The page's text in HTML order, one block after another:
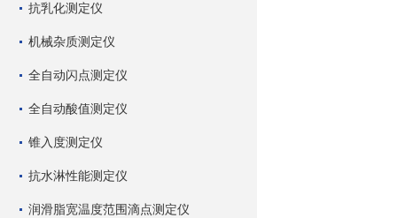
抗乳化测定仪
机械杂质测定仪
全自动闪点测定仪
全自动酸值测定仪
锥入度测定仪
抗水淋性能测定仪
润滑脂宽温度范围滴点测定仪